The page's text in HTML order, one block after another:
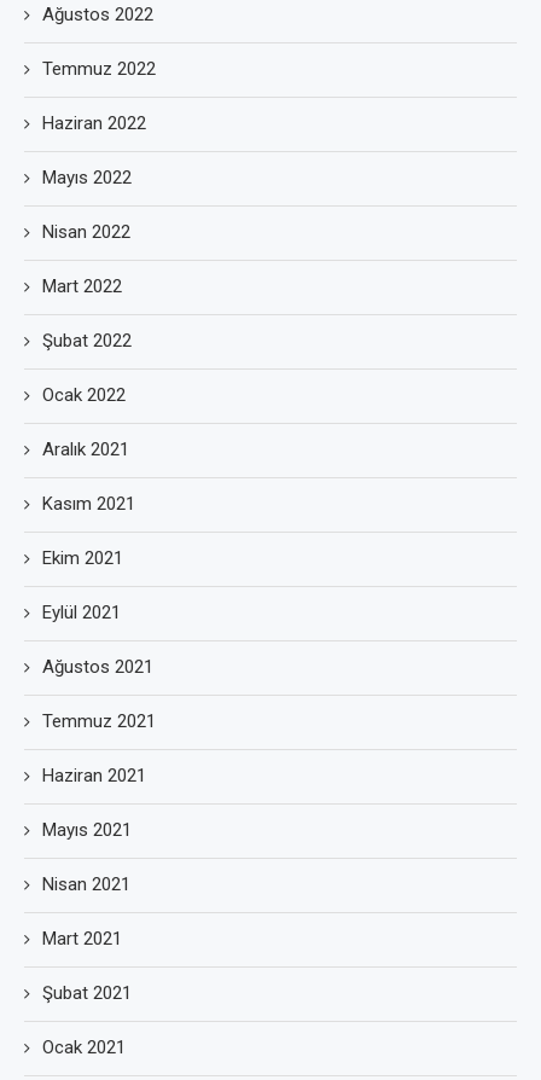
Ağustos 2022
Temmuz 2022
Haziran 2022
Mayıs 2022
Nisan 2022
Mart 2022
Şubat 2022
Ocak 2022
Aralık 2021
Kasım 2021
Ekim 2021
Eylül 2021
Ağustos 2021
Temmuz 2021
Haziran 2021
Mayıs 2021
Nisan 2021
Mart 2021
Şubat 2021
Ocak 2021